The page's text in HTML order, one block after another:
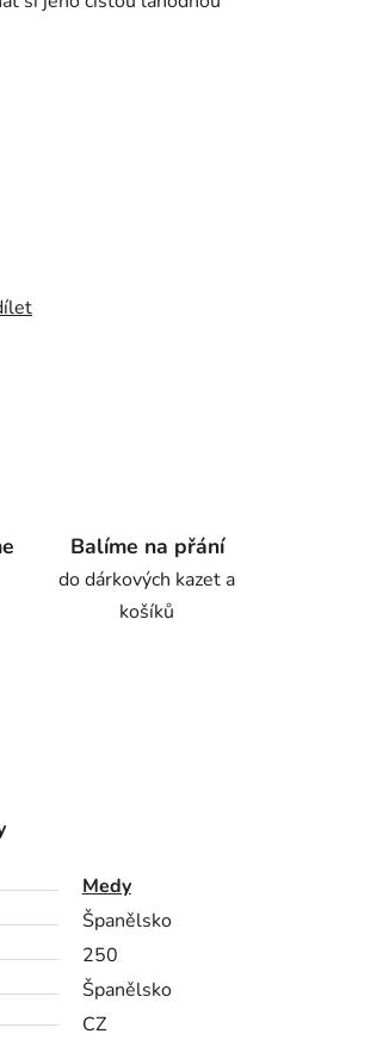
Balíme na přání
do dárkových kazet a
košíků
Medy
Španělsko
250
Španělsko
CZ